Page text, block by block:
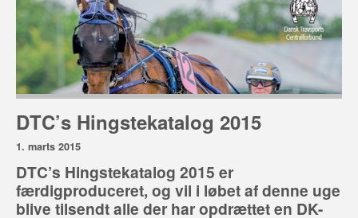
DTC’s Hingstekatalog 2015
1. marts 2015
DTC’s Hingstekatalog 2015 er
færdigproduceret, og vil i løbet af denne uge
blive tilsendt alle der har opdrættet en DK-